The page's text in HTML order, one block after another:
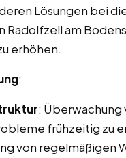
Lösungen bei
Radolfzell am
erhöhen.
:
: Überwachung
frühzeitig zu
von regelmäßigen